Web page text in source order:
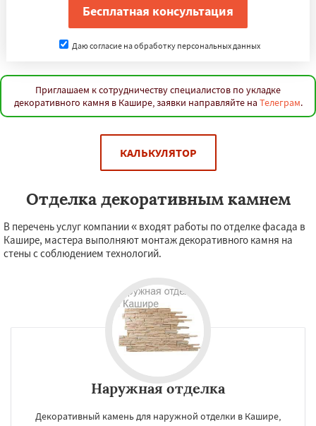
Даю согласие на обработку персональных данных
Приглашаем к сотрудничеству специалистов по укладке
декоративного камня в Кашире, заявки направляйте на Телеграм.
КАЛЬКУЛЯТОР
Отделка декоративным камнем
В перечень услуг компании « входят работы по отделке фасада в
Кашире, мастера выполняют монтаж декоративного камня на
стены с соблюдением технологий.
Наружная отделка
Декоративный камень для наружной отделки в Кашире,